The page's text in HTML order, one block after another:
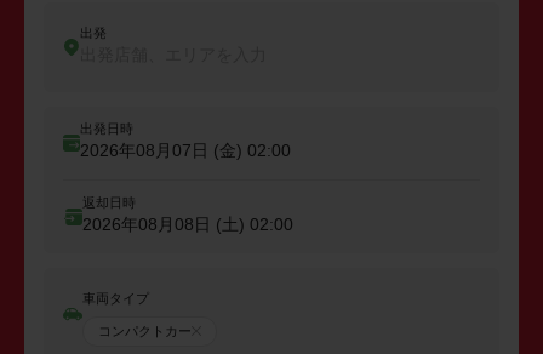
出発
出発日時
2026年08月07日 (金) 02:00
返却日時
2026年08月08日 (土) 02:00
車両タイプ
コンパクトカー